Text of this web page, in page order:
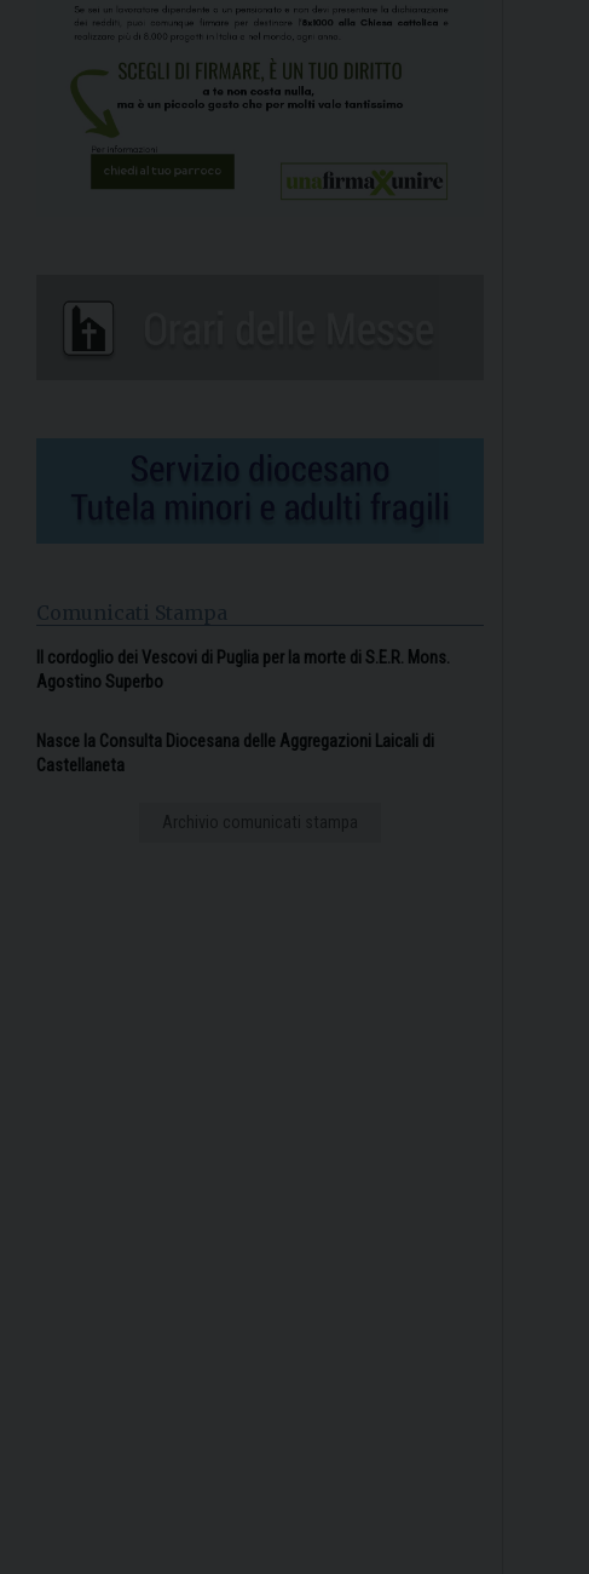
Comunicati Stampa
Il cordoglio dei Vescovi di Puglia per la morte di S.E.R. Mons.
Agostino Superbo
Nasce la Consulta Diocesana delle Aggregazioni Laicali di
Castellaneta